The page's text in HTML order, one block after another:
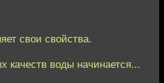
свои свойства.
качеств воды начинается...